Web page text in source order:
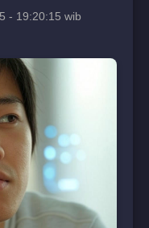
- 19:20:15 wib